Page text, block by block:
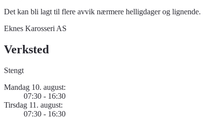
Det kan bli lagt til flere avvik nærmere helligdager og lignende.
Eknes Karosseri AS
Verksted
Stengt
Mandag 10. august:
07:30 - 16:30
Tirsdag 11. august:
07:30 - 16:30